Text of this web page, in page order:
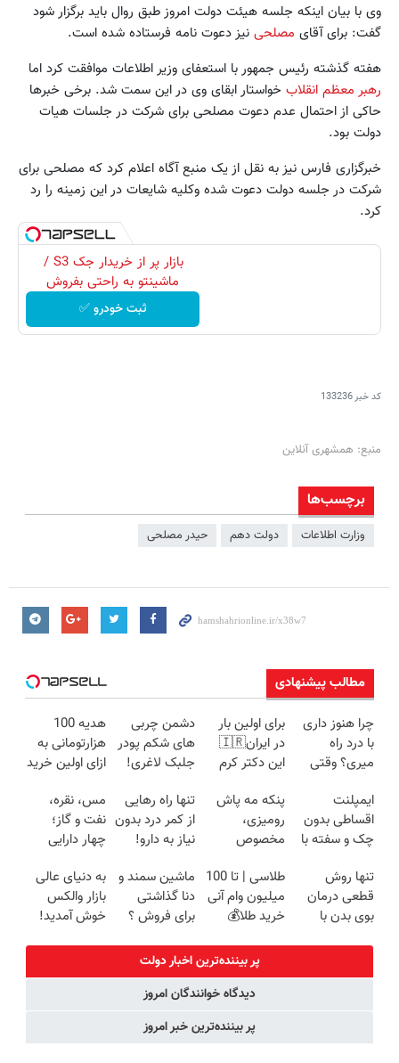
وی با بیان اینکه جلسه هیئت دولت امروز طبق روال باید برگزار شود
گفت: برای آقای مصلحی نیز دعوت نامه فرستاده شده است.
هفته گذشته رئیس جمهور با استعفای وزیر اطلاعات موافقت کرد اما
رهبر معظم انقلاب خواستار ابقای وی در این سمت شد. برخی خبرها
حاکی از احتمال عدم دعوت مصلحی برای شرکت در جلسات هیات
دولت بود.
خبرگزاری فارس نیز به نقل از یک منبع آگاه اعلام کرد که مصلحی برای
شرکت در جلسه دولت دعوت شده وکلیه شایعات در این زمینه را رد
کرد.
بازار پر از خریدار جک S3 /
ماشینتو به راحتی بفروش
ثبت خودرو ✅
کد خبر133236
منبع: همشهری آنلاین
برچسب‌ها
وزارت اطلاعات دولت دهم حیدر مصلحی
مطالب پیشنهادی
چرا هنوز داری
با درد راه
میری؟ وقتی
پاته!
برای اولین بار
در ایران🇮🇷
این دکتر کرم
روزه ساخت!
دشمن چربی
های شکم پودر
جلبک لاغری!
فوری
هدیه 100
هزارتومانی به
ازای اولین خرید
ایمپلنت
اقساطی بدون
چک و سفته با
👈 ویزیت
رایگان توسط
متخصص
پنکه مه پاش
رومیزی،
مخصوص
تنها راه رهایی
از کمر درد بدون
نیاز به دارو!
مس، نقره،
نفت و گاز؛
چهار دارایی
سبد
تنها روش
قطعی درمان
بوی بدن با
الان ببین
طلاسی | تا 100
میلیون وام آنی
خرید طلا💰
ماشین سمند و
دنا گذاشتی
برای فروش ؟
راحت بفروش
به دنیای عالی
بازار والکس
خوش آمدید!
پر بیننده‌ترین اخبار دولت
دیدگاه خوانندگان امروز
پر بیننده‌ترین خبر امروز